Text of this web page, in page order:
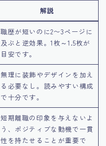
解説
職歴が短いのに2〜3ページに
及ぶと逆効果。1枚～1.5枚が
目安です。
無理に装飾やデザインを加え
る必要なし。読みやすい構成
で十分です。
短期離職の印象を与えないよ
う、ポジティブな動機で一貫
性を持たせることが重要で